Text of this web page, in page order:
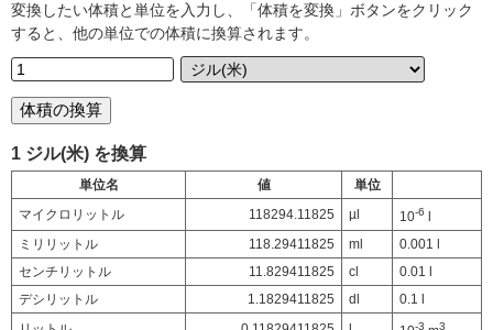
変換したい体積と単位を入力し、「体積を変換」ボタンをクリック
すると、他の単位での体積に換算されます。
1 ジル(米) を換算
単位名 値
単位
マイクロリットル
118294.11825 µl 10-6
ミリリットル
118.29411825 ml
0.001 l
センチリットル
11.829411825 cl
0.01 l
デシリットル
1.1829411825 dl
0.1 l
-3 3